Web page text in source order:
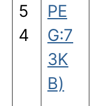
5
4
PE
G:7
3K
B)